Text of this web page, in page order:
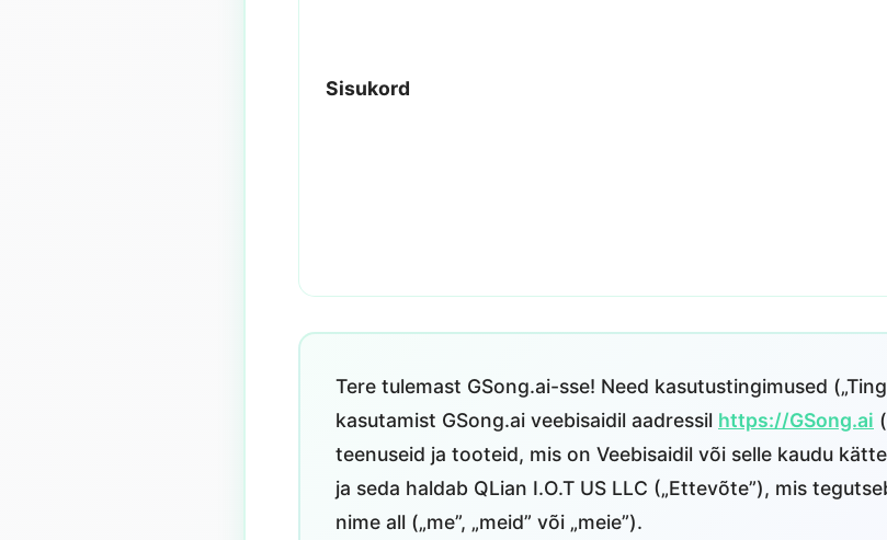
Sisukord
Tere tulemast GSong.ai-sse! Need kasutustingimused
kasutamist GSong.ai veebisaidil aadressil https://GSong.ai
teenuseid ja tooteid, mis on Veebisaidil või selle kaudu
ja seda haldab QLian I.O.T US LLC („Ettevõte”), mis
nime all („me”, „meid” või „meie”).